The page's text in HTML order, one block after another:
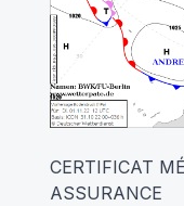
CERTIFICAT
ASSURANCE